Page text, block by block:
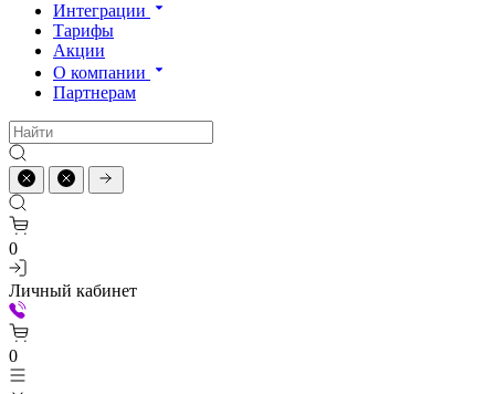
Интеграции
Тарифы
Акции
О компании
Партнерам
0
Личный кабинет
0